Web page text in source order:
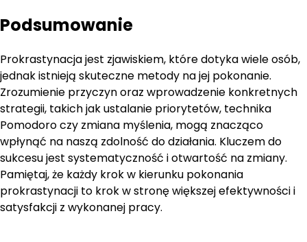
Podsumowanie
Prokrastynacja jest zjawiskiem, które dotyka wiele osób,
jednak istnieją skuteczne metody na jej pokonanie.
Zrozumienie przyczyn oraz wprowadzenie konkretnych
strategii, takich jak ustalanie priorytetów, technika
Pomodoro czy zmiana myślenia, mogą znacząco
wpłynąć na naszą zdolność do działania. Kluczem do
sukcesu jest systematyczność i otwartość na zmiany.
Pamiętaj, że każdy krok w kierunku pokonania
prokrastynacji to krok w stronę większej efektywności i
satysfakcji z wykonanej pracy.